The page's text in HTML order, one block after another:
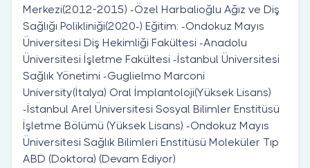
Merkezi(2012-2015) -Özel Harbalioğlu Ağız ve Diş
Sağlığı Polikliniği(2020-) Eğitim: -Ondokuz Mayıs
Üniversitesi Diş Hekimliği Fakültesi -Anadolu
Üniversitesi İşletme Fakültesi -İstanbul Üniversitesi
Sağlık Yönetimi -Guglielmo Marconi
University(İtalya) Oral İmplantoloji(Yüksek Lisans)
-İstanbul Arel Üniversitesi Sosyal Bilimler Enstitüsü
İşletme Bölümü (Yüksek Lisans) -Ondokuz Mayıs
Üniversitesi Sağlık Bilimleri Enstitüsü Moleküler Tıp
ABD (Doktora) (Devam Ediyor)